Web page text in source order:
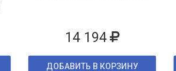
14 194
ДОБАВИТЬ В КОРЗИНУ